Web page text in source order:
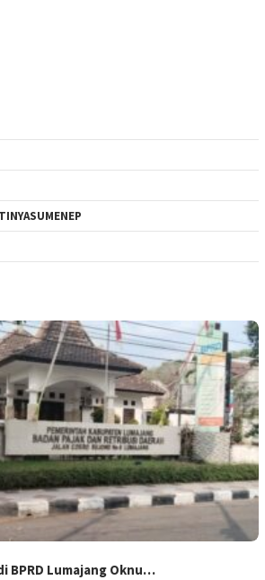
BPRD Lumajang Oknu…